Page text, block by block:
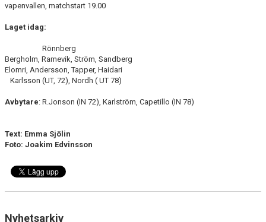
vapenvallen, matchstart 19.00
Laget idag:
Rönnberg
Bergholm, Ramevik, Ström, Sandberg
Elomri, Andersson, Tapper, Haidari
Karlsson (UT, 72), Nordh ( UT 78)
Avbytare: R.Jonson (IN 72), Karlström, Capetillo (IN 78)
Text: Emma Sjölin
Foto: Joakim Edvinsson
Nyhetsarkiv